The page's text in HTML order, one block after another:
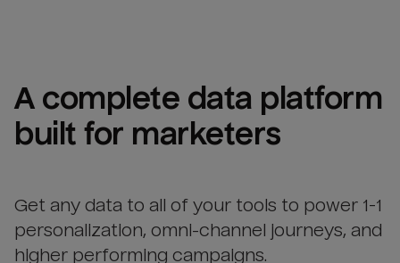
A complete data platform
built for marketers
Get any data to all of your tools to power 1-1
personalization, omni-channel journeys, and
higher performing campaigns.